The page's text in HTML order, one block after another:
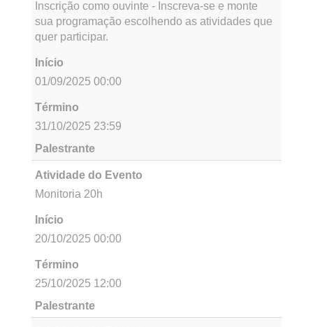
Oficinas, minicursos e vivências sensoriais
Feira de saberes, produtos e práticas
comunitárias
Mostras culturais e artísticas
As inscrições são gratuitas, com possibilidade de
participação presencial e online (na condição de
ouvinte). Trabalhos acadêmicos podem ser
submetidos em diferentes modalidades,
organizados em eixos temáticos como justiça
socioambiental, governança multiespécie, povos
originários, turismo de base comunitária,
educação insurgente, diversidade cultural, gênero
e sexualidades.
Programação
Atividade do Evento